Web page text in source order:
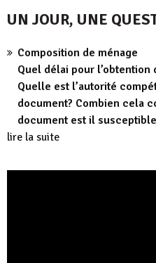
UN JOUR, UNE
Composition de ménage
Quel délai pour l’obtention
Quelle est l’autorité
document? Combien cela
document est il
lire la suite